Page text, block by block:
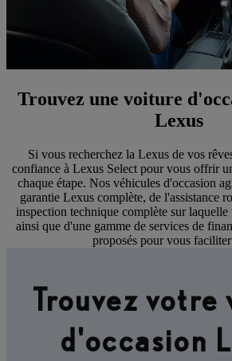
Trouvez une voiture
Lexus
Si vous recherchez la Lexus de vos
confiance à Lexus Select pour vous offrir
chaque étape. Nos véhicules d'occasion
garantie Lexus complète, de l'assistance
inspection technique complète sur
ainsi que d'une gamme de services de
proposés pour vous
Trouvez votre
d'occasion